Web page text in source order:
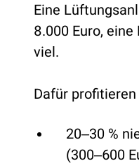
Eine
8.000 Euro,
viel.
Dafür profitieren
20‒30 %
(300‒600